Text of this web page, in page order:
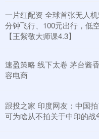
一片红配资 全球首张无人
分钟飞行、100元出行，低
【王紫敬大师课4.3】
速盈策略 线下太卷 茅台酱
容电商
跟投之家 印度网友：中国
可为啥从不拍关于中印的战